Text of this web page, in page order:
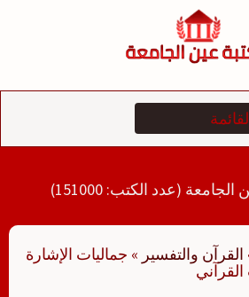
(عدد الكتب: 151000)
القرآن والتفسير » جماليات الإشارة